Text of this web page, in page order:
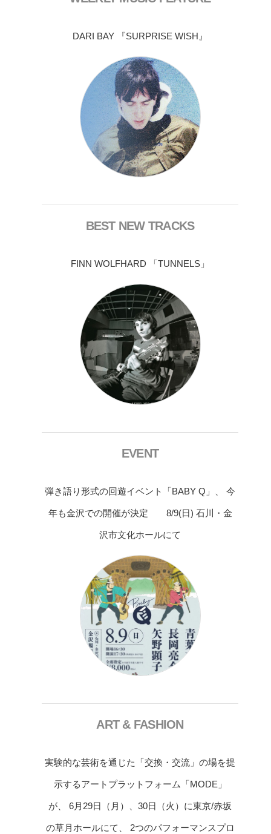
DARI BAY 『SURPRISE WISH』
BEST NEW TRACKS
FINN WOLFHARD 「TUNNELS」
EVENT
弾き語り形式の回遊イベント「BABY Q」、 今
年も金沢での開催が決定 8/9(日) 石川・金
沢市文化ホールにて
ART & FASHION
実験的な芸術を通じた「交換・交流」の場を提
示するアートプラットフォーム「MODE」
が、 6月29日（月）、30日（火）に東京/赤坂
の草月ホールにて、 2つのパフォーマンスプロ